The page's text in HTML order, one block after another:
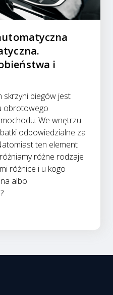
i
skrzyni biegów jest
obrotowego
We wnętrzu
odpowiedzialne za
ten element
różne rodzaje
różnice i u kogo
albo